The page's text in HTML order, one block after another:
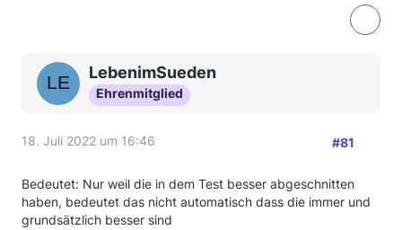
LebenimSueden
Ehrenmitglied
18. Juli 2022 um 16:46 #81
Bedeutet: Nur weil die in dem Test besser abgeschnitten
haben, bedeutet das nicht automatisch dass die immer und
grundsätzlich besser sind